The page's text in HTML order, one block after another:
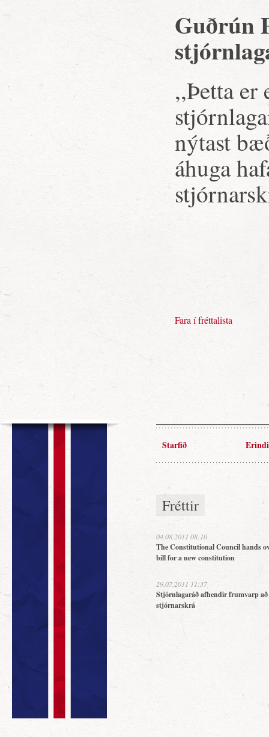
Guðrún
,,Þetta er
nýtast
áhuga
Fara í fréttalista
Starfið Erindi
Fréttir
04.08.2011 08:10
The Constitutional Council hands
bill for a new constitution
29.07.2011 11:37
Stjórnlagaráð afhendir frumvarp
stjórnarskrá